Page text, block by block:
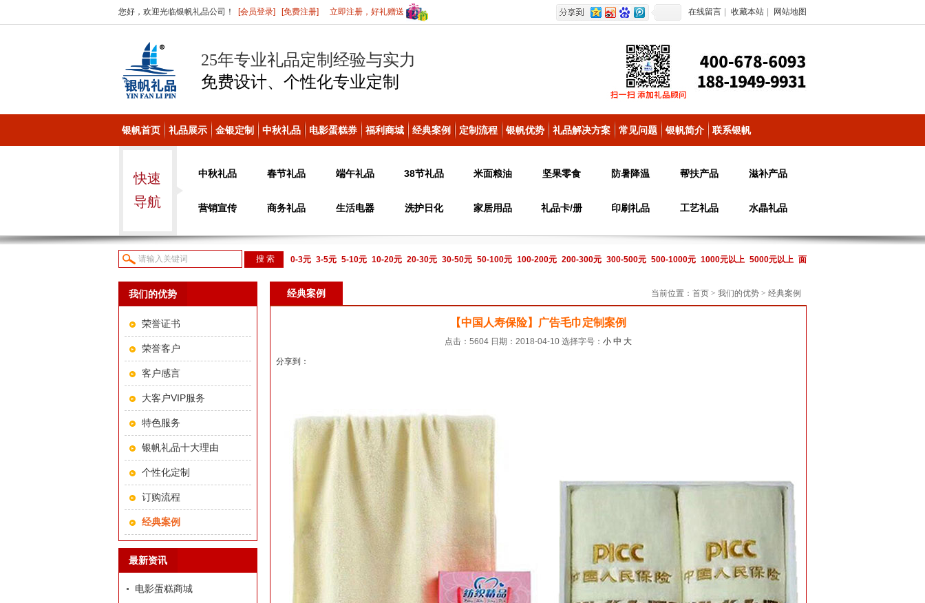
您好，欢迎光临银帆礼品公司！ [会员登录] [免费注册] 立即注册，好礼赠送 在线留言 收藏本站 网站地图
25年专业礼品定制经验与实力
免费设计、个性化专业定制
银帆首页 礼品展示 金银定制 中秋礼品 电影蛋糕券 福利商城 经典案例 定制流程 银帆优势 礼品解决方案 常见问题 银帆简介 联系银帆
快速
导航
中秋礼品 春节礼品 端午礼品 38节礼品 米面粮油 坚果零食 防暑降温 帮扶产品 滋补产品
营销宣传 商务礼品 生活电器 洗护日化 家居用品 礼品卡/册 印刷礼品 工艺礼品 水晶礼品
0-3元 3-5元 5-10元 10-20元 20-30元 30-50元 50-100元 100-200元 200-300元 300-500元 500-1000元 1000元以上 5000元以上 面
议或电话咨询
我们的优势
荣誉证书
荣誉客户
客户感言
大客户VIP服务
特色服务
银帆礼品十大理由
个性化定制
订购流程
经典案例
最新资讯
电影蛋糕商城
经典案例 当前位置： 首页 > 我们的优势 > 经典案例
【中国人寿保险】广告毛巾定制案例
点击：5604 日期：2018-04-10 选择字号： 小 中 大
分享到：